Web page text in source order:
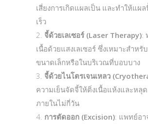
เสี่ยงการเกิดแผลเป็น และทำให้แผ
เร็ว
จี้ด้วยเลเซอร์ (Laser Therapy):
เนื้อด้วยแสงเลเซอร์ ซึ่งเหมาะสำหรั
ขนาดเล็กหรือในบริเวณที่บอบบาง
จี้ด้วยไนโตรเจนเหลว
ความเย็นจัดจี้ให้ติ่งเนื้อแห้งและหลุด
ภายในไม่กี่วัน
การตัดออก (Excision): แพทย์อา